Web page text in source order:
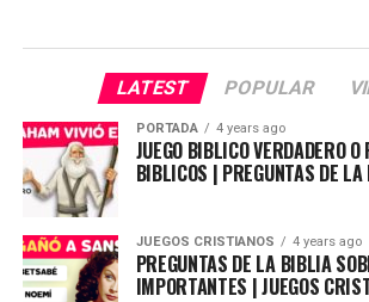
LATEST POPULAR
PORTADA 4 years ago
JUEGO BIBLICO VERDADERO
BIBLICOS | PREGUNTAS DE
JUEGOS CRISTIANOS 4 years ago
PREGUNTAS DE LA BIBLIA
IMPORTANTES | JUEGOS